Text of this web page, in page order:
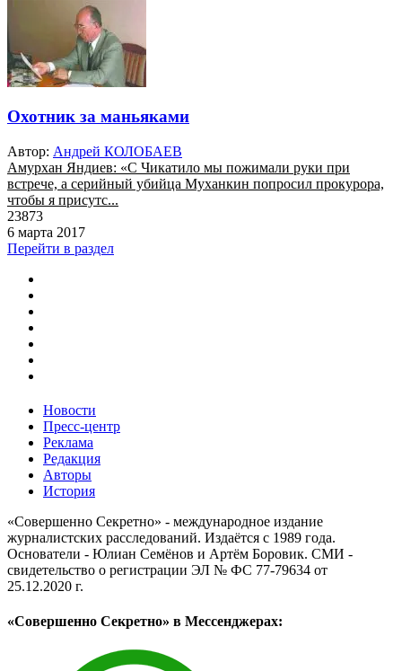
Охотник за маньяками
Автор: Андрей КОЛОБАЕВ
Амурхан Яндиев: «С Чикатило мы пожимали руки при
встрече, а серийный убийца Муханкин попросил прокурора,
чтобы я присутс...
23873
6 марта 2017
Перейти в раздел
Новости
Пресс-центр
Реклама
Редакция
Авторы
История
«Совершенно Секретно» - международное издание
журналистских расследований. Издаётся с 1989 года.
Основатели - Юлиан Семёнов и Артём Боровик. CМИ -
свидетельство о регистрации ЭЛ № ФС 77-79634 от
25.12.2020 г.
«Совершенно Секретно» в Мессенджерах: